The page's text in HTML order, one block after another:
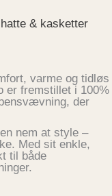
& kasketter
varme og tidløs
er fremstillet i 100%
der
nem at style –
Med sit enkle,
til både